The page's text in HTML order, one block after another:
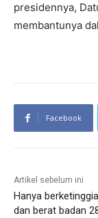
presidennya,
membantunya
Facebook
Artikel sebelum ini
Hanya
dan berat badan